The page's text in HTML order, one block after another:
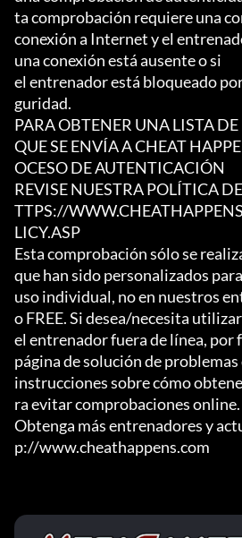
ta comprobación requiere una
conexión a Internet y el
una conexión está ausente o si
el entrenador está bloqueado
guridad.
PARA OBTENER UNA LISTA
QUE SE ENVÍA A CHEAT
OCESO DE AUTENTICACIÓN
REVISE NUESTRA POLÍTICA
TTPS://
LICY.ASP
Esta comprobación sólo se
que han sido personalizados para
uso individual, no en nuestros
o FREE. Si desea/necesita utilizar
el entrenador fuera de línea, por
página de solución de
instrucciones sobre cómo
ra evitar comprobaciones online.
Obtenga más entrenadores y
p://www.cheathappens.com